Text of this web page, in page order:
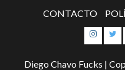
CONTACTO
Diego Chavo Fucks |